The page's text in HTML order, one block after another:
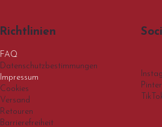
Richtlinien
FAQ
Datenschutzbestimmungen
Impressum
Cookies
Versand
Retouren
Barrierefreiheit